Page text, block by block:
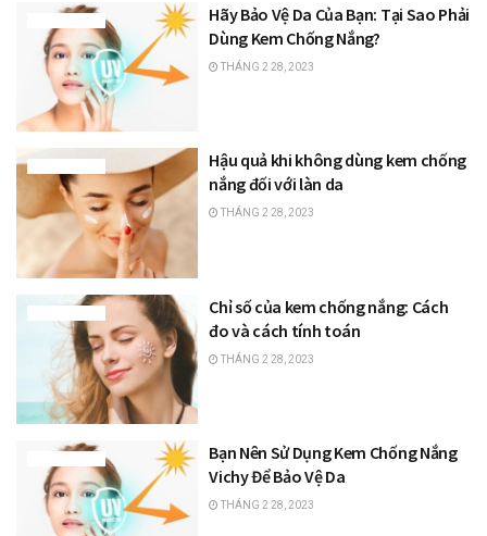
Hãy Bảo Vệ Da Của Bạn: Tại Sao Phải
Dùng Kem Chống Nắng?
THÁNG 2 28, 2023
Hậu quả khi không dùng kem chống
nắng đối với làn da
THÁNG 2 28, 2023
Chỉ số của kem chống nắng: Cách
đo và cách tính toán
THÁNG 2 28, 2023
Bạn Nên Sử Dụng Kem Chống Nắng
Vichy Để Bảo Vệ Da
THÁNG 2 28, 2023